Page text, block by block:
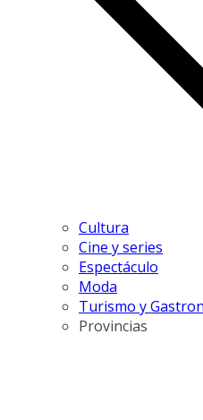
Cultura
Cine y series
Espectáculo
Moda
Turismo y
Provincias